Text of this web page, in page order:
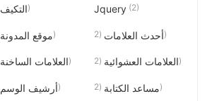
التكيف(2) Jquery(2)
موقع المدونة(2) أحدث العلامات(2)
العلامات الساخنة(2) العلامات العشوائية(2)
أرشيف الوسم(2) مساعد الكتابة(2)